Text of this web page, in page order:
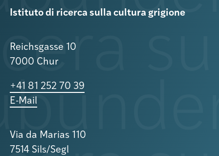
Istituto di ricerca sulla cultura grigione
Reichsgasse 10
7000 Chur
+41 81 252 70 39
E-Mail
Via da Marias 110
7514 Sils/Segl